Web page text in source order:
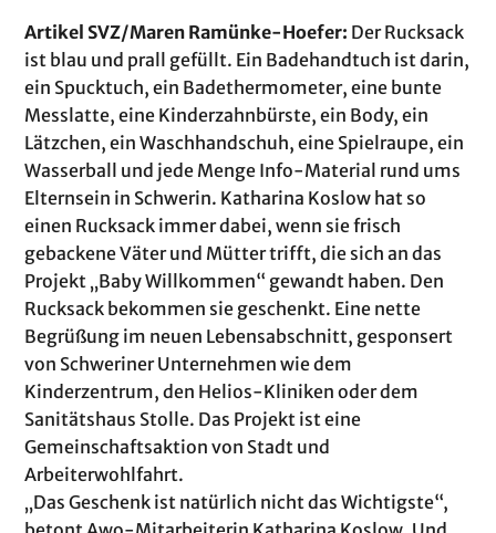
Artikel SVZ/Maren Ramünke-Hoefer: Der Rucksack
ist blau und prall gefüllt. Ein Badehandtuch ist darin,
ein Spucktuch, ein Badethermometer, eine bunte
Messlatte, eine Kinderzahnbürste, ein Body, ein
Lätzchen, ein Waschhandschuh, eine Spielraupe, ein
Wasserball und jede Menge Info-Material rund ums
Elternsein in Schwerin. Katharina Koslow hat so
einen Rucksack immer dabei, wenn sie frisch
gebackene Väter und Mütter trifft, die sich an das
Projekt „Baby Willkommen“ gewandt haben. Den
Rucksack bekommen sie geschenkt. Eine nette
Begrüßung im neuen Lebensabschnitt, gesponsert
von Schweriner Unternehmen wie dem
Kinderzentrum, den Helios-Kliniken oder dem
Sanitätshaus Stolle. Das Projekt ist eine
Gemeinschaftsaktion von Stadt und
Arbeiterwohlfahrt.
„Das Geschenk ist natürlich nicht das Wichtigste“,